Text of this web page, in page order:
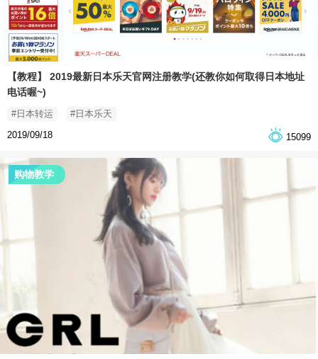
【教程】 2019最新日本乐天官网注册教学(还教你如何取得日本地址
电话喔~)
#日本转运
#日本乐天
2019/09/18
15099
购物教学